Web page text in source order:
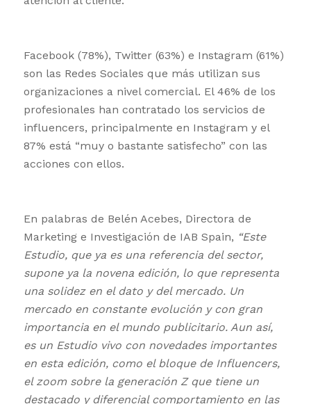
Facebook (78%), Twitter (63%) e Instagram (61%)
son las Redes Sociales que más utilizan sus
organizaciones a nivel comercial. El 46% de los
profesionales han contratado los servicios de
influencers, principalmente en Instagram y el
87% está “muy o bastante satisfecho” con las
acciones con ellos.
En palabras de Belén Acebes, Directora de
Marketing e Investigación de IAB Spain, “Este
Estudio, que ya es una referencia del sector,
supone ya la novena edición, lo que representa
una solidez en el dato y del mercado. Un
mercado en constante evolución y con gran
importancia en el mundo publicitario. Aun así,
es un Estudio vivo con novedades importantes
en esta edición, como el bloque de Influencers,
el zoom sobre la generación Z que tiene un
destacado y diferencial comportamiento en las